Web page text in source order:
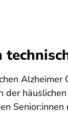
Alzheimer
der